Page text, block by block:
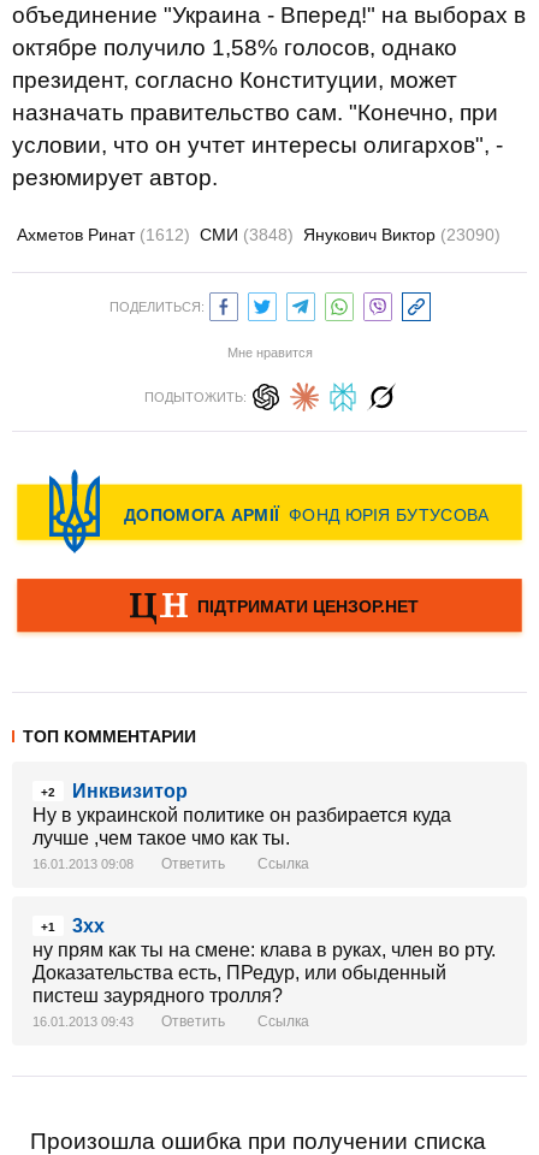
объединение "Украина - Вперед!" на выборах в
октябре получило 1,58% голосов, однако
президент, согласно Конституции, может
назначать правительство сам. "Конечно, при
условии, что он учтет интересы олигархов", -
резюмирует автор.
Ахметов Ринат (1612) СМИ (3848) Янукович Виктор (23090)
ПОДЕЛИТЬСЯ:
Мне нравится
ПОДЫТОЖИТЬ:
ТОП КОММЕНТАРИИ
+2
Инквизитор
Ну в украинской политике он разбирается куда
лучше ,чем такое чмо как ты.
16.01.2013 09:08 Ответить Ссылка
+1
3хх
ну прям как ты на смене: клава в руках, член во рту.
Доказательства есть, ПРедур, или обыденный
пистеш заурядного тролля?
16.01.2013 09:43 Ответить Ссылка
Произошла ошибка при получении списка